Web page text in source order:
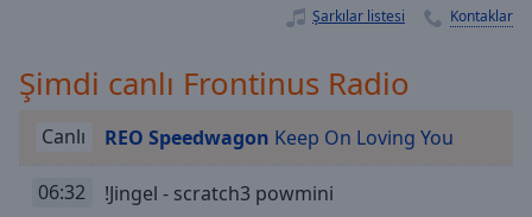
Chapters
Chapters
Descriptions
Şarkılar listesi Kontaklar
Şimdi canlı Frontinus Radio
Canlı REO Speedwagon Keep On Loving You
06:32 !Jingel - scratch3 powmini